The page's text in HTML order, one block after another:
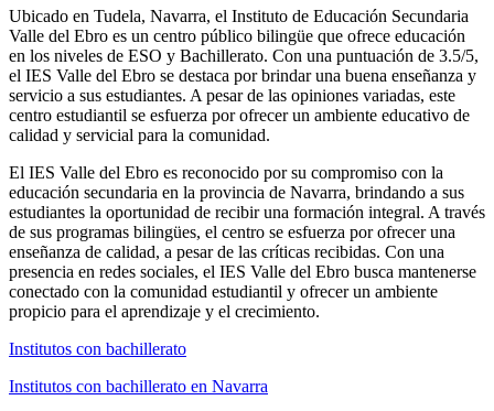
Ubicado en Tudela, Navarra, el Instituto de Educación Secundaria
Valle del Ebro es un centro público bilingüe que ofrece educación
en los niveles de ESO y Bachillerato. Con una puntuación de 3.5/5,
el IES Valle del Ebro se destaca por brindar una buena enseñanza y
servicio a sus estudiantes. A pesar de las opiniones variadas, este
centro estudiantil se esfuerza por ofrecer un ambiente educativo de
calidad y servicial para la comunidad.
El IES Valle del Ebro es reconocido por su compromiso con la
educación secundaria en la provincia de Navarra, brindando a sus
estudiantes la oportunidad de recibir una formación integral. A través
de sus programas bilingües, el centro se esfuerza por ofrecer una
enseñanza de calidad, a pesar de las críticas recibidas. Con una
presencia en redes sociales, el IES Valle del Ebro busca mantenerse
conectado con la comunidad estudiantil y ofrecer un ambiente
propicio para el aprendizaje y el crecimiento.
Institutos con bachillerato
Institutos con bachillerato en Navarra